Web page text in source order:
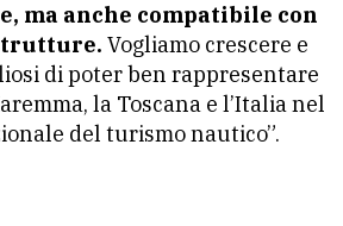
ma anche compatibile con
Vogliamo crescere e
di poter ben rappresentare
la Toscana e l’Italia nel
del turismo nautico”.